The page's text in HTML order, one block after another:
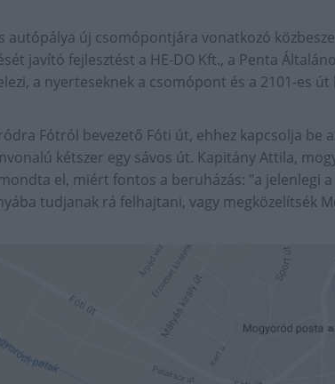
autópálya új csomópontjára vonatkozó
javító fejlesztést a HE-DO Kft., a Penta
a nyerteseknek a csomópont és a 2101-es
Fótról bevezető Fóti út, ehhez kapcsolja be
kétszer egy sávos út. Kapitány Attila,
el, miért fontos a beruházás: "a jelenlegi
tudjanak rá felhajtani, vagy megközelítsék